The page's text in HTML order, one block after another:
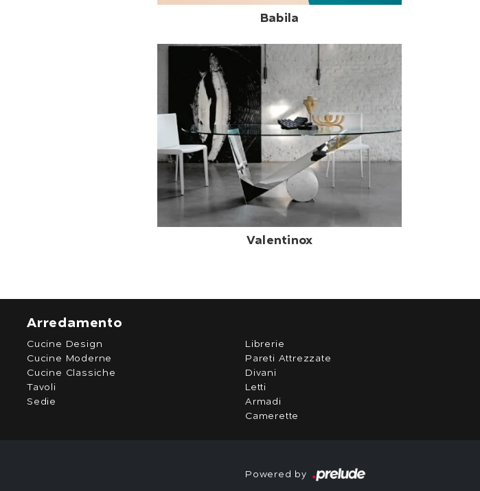
Babila
Valentinox
Arredamento
Cucine Design
Cucine Moderne
Cucine Classiche
Tavoli
Sedie
Librerie
Pareti Attrezzate
Divani
Letti
Armadi
Camerette
Powered by